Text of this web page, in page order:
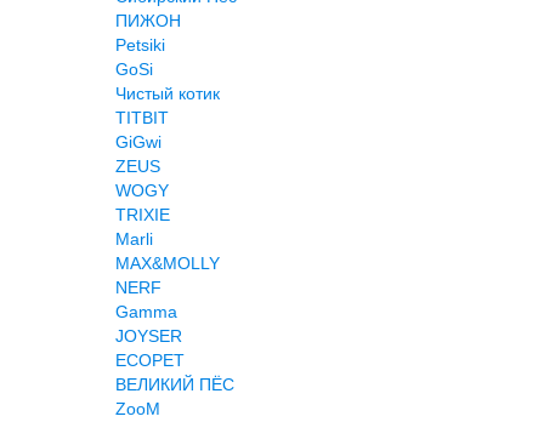
ПИЖОН
Petsiki
GoSi
Чистый котик
TITBIT
GiGwi
ZEUS
WOGY
TRIXIE
Marli
MAX&MOLLY
NERF
Gamma
JOYSER
ECOPET
ВЕЛИКИЙ ПЁС
ZooM